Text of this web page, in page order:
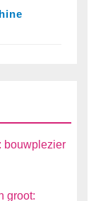
bouwplezier
groot: